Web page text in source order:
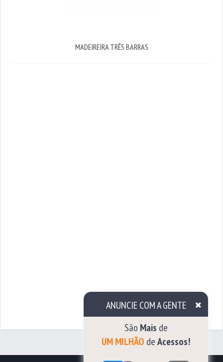
ANUNCIE COM A GENTE
São Mais de
UM MILHÃO deAcessos!
MADEIREIRA TRÊS BARRAS